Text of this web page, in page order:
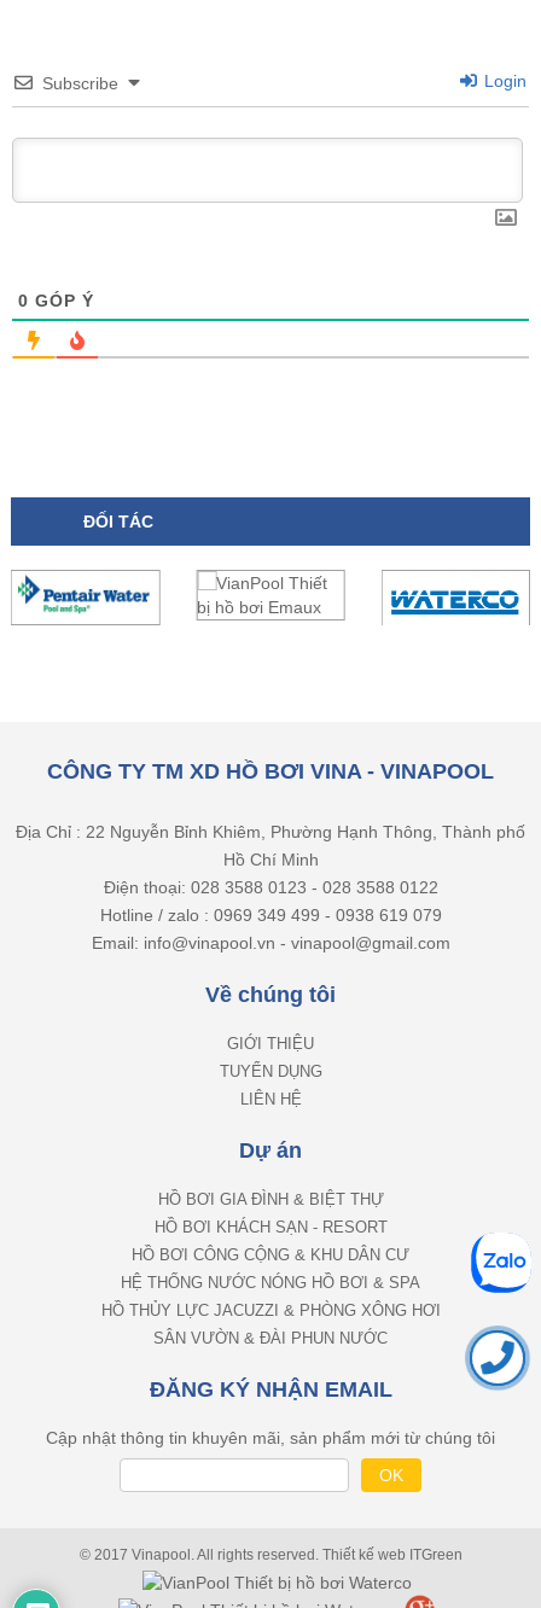
Subscribe Login
0 GÓP Ý
ĐỐI TÁC
CÔNG TY TM XD HỒ BƠI VINA - VINAPOOL
Địa Chỉ : 22 Nguyễn Bỉnh Khiêm, Phường Hạnh Thông, Thành phố
Hồ Chí Minh
Điện thoại: 028 3588 0123 - 028 3588 0122
Hotline / zalo : 0969 349 499 - 0938 619 079
Email: info@vinapool.vn - vinapool@gmail.com
Về chúng tôi
GIỚI THIỆU
TUYỂN DỤNG
LIÊN HỆ
Dự án
HỒ BƠI GIA ĐÌNH & BIỆT THỰ
HỒ BƠI KHÁCH SẠN - RESORT
HỒ BƠI CÔNG CỘNG & KHU DÂN CƯ
HỆ THỐNG NƯỚC NÓNG HỒ BƠI & SPA
HỒ THỦY LỰC JACUZZI & PHÒNG XÔNG HƠI
SÂN VƯỜN & ĐÀI PHUN NƯỚC
ĐĂNG KÝ NHẬN EMAIL
Cập nhật thông tin khuyên mãi, sản phẩm mới từ chúng tôi
© 2017 Vinapool. All rights reserved. Thiết kế web ITGreen